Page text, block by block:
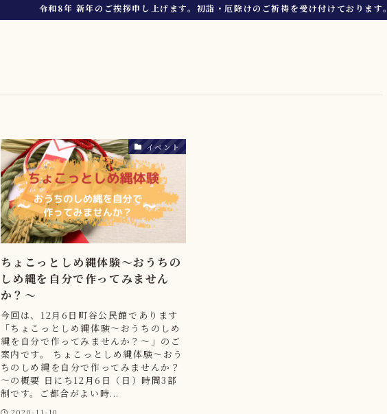
令和8年 新年のご挨拶申し上げます。初詣・厄除けのご祈祷を受け付けております。
イベント
ちょこっとしめ縄体験～おうちの
しめ縄を自分で作ってみません
か？～
今回は、12月6日町谷公民館であります
「ちょこっとしめ縄体験～おうちのしめ
縄を自分で作ってみませんか？～」のご
案内です。 ちょこっとしめ縄体験～おう
ちのしめ縄を自分で作ってみませんか？
～の概要 日にち12月6日（日）時間3部
制です。ご都合がよい時...